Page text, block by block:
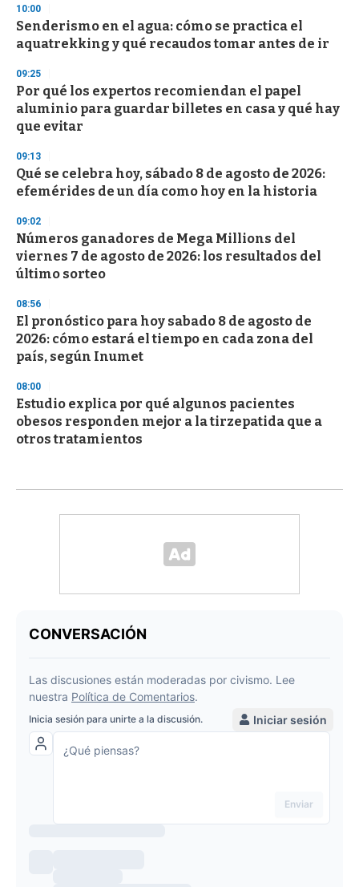
10:00
Senderismo en el agua: cómo se practica el
aquatrekking y qué recaudos tomar antes de ir
09:25
Por qué los expertos recomiendan el papel
aluminio para guardar billetes en casa y qué hay
que evitar
09:13
Qué se celebra hoy, sábado 8 de agosto de 2026:
efemérides de un día como hoy en la historia
09:02
Números ganadores de Mega Millions del
viernes 7 de agosto de 2026: los resultados del
último sorteo
08:56
El pronóstico para hoy sabado 8 de agosto de
2026: cómo estará el tiempo en cada zona del
país, según Inumet
08:00
Estudio explica por qué algunos pacientes
obesos responden mejor a la tirzepatida que a
otros tratamientos